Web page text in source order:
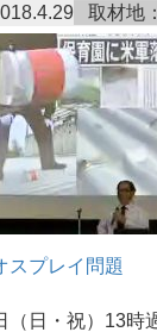
取材地：
スプレイ問題
日・祝）13時